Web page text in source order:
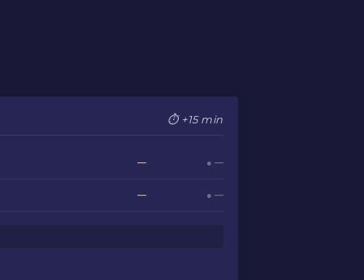
⏱ +15 min
— ● —
— ● —